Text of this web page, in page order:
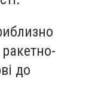
ракетно-
до